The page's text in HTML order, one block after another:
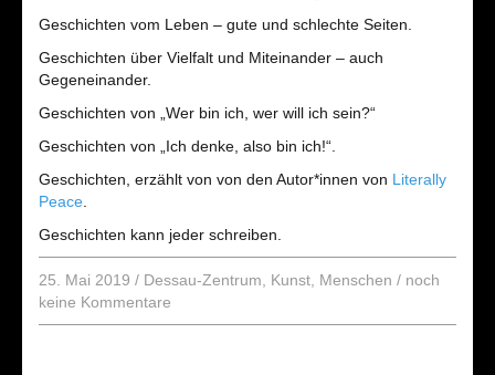
Geschichten vom Leben – gute und schlechte Seiten.
Geschichten über Vielfalt und Miteinander – auch
Gegeneinander.
Geschichten von „Wer bin ich, wer will ich sein?“
Geschichten von „Ich denke, also bin ich!“.
Geschichten, erzählt von von den Autor*innen von Literally
Peace
Geschichten kann jeder schreiben.
25. Mai 2019 / Dessau-Zentrum Kunst Menschen / noch
keine Kommentare